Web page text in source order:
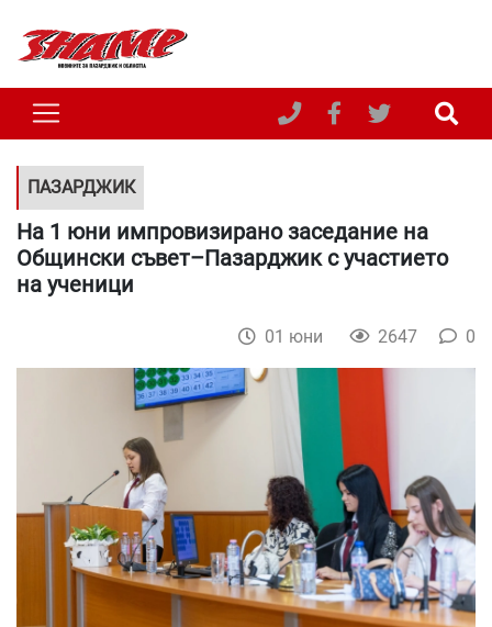
ПАЗАРДЖИК
На 1 юни импровизирано заседание на
Общински съвет–Пазарджик с участието
на ученици
01 юни 2647 0